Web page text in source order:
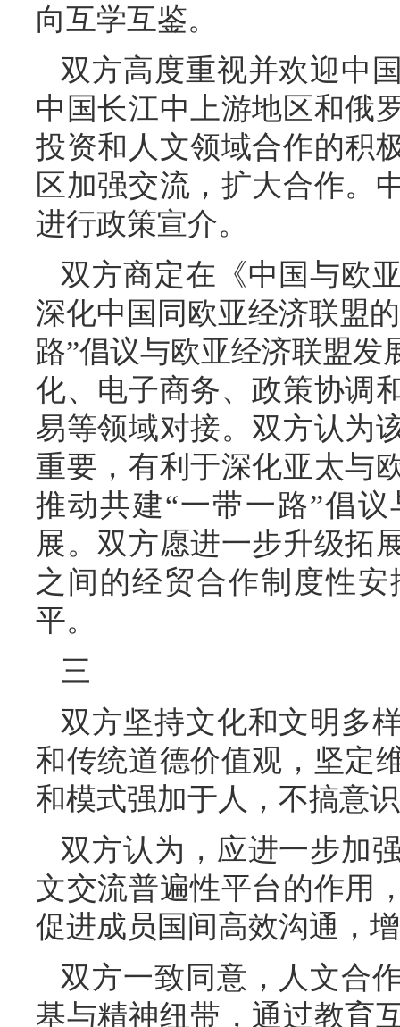
向互学互鉴。
双方高度重视并欢迎中
中国长江中上游地区和俄
投资和人文领域合作的积
区加强交流，扩大合作。
进行政策宣介。
双方商定在《中国与欧
深化中国同欧亚经济联盟
路”倡议与欧亚经济联盟
化、电子商务、政策协调
易等领域对接。双方认为
重要，有利于深化亚太与
推动共建“一带一路”倡
展。双方愿进一步升级拓
之间的经贸合作制度性
平。
三
双方坚持文化和文明多
和传统道德价值观，坚定
和模式强加于人，不搞意
双方认为，应进一步加
文交流普遍性平台的作用
促进成员国间高效沟通，
双方一致同意，人文合
基与精神纽带，通过教育